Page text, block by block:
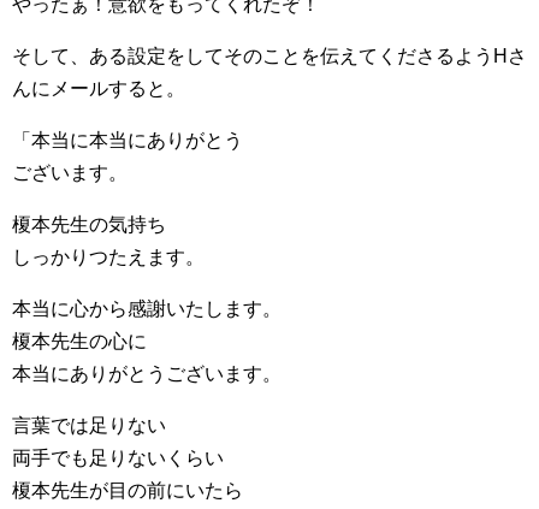
やったぁ！意欲をもってくれたぞ！
そして、ある設定をしてそのことを伝えてくださるようHさ
んにメールすると。
「本当に本当にありがとう
ございます。
榎本先生の気持ち
しっかりつたえます。
本当に心から感謝いたします。
榎本先生の心に
本当にありがとうございます。
言葉では足りない
両手でも足りないくらい
榎本先生が目の前にいたら